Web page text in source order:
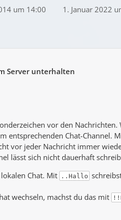
um 14:00 1. Januar 2022
Server unterhalten
vor den
entsprechenden Chat-Channel.
vor jeder Nachricht immer
lässt sich nicht dauerhaft
Chat. Mit ..Hallo
wechseln, machst du das mit